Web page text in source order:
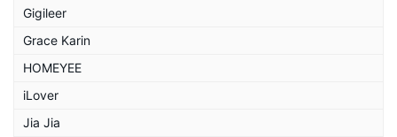
Gigileer
Grace Karin
HOMEYEE
iLover
Jia Jia